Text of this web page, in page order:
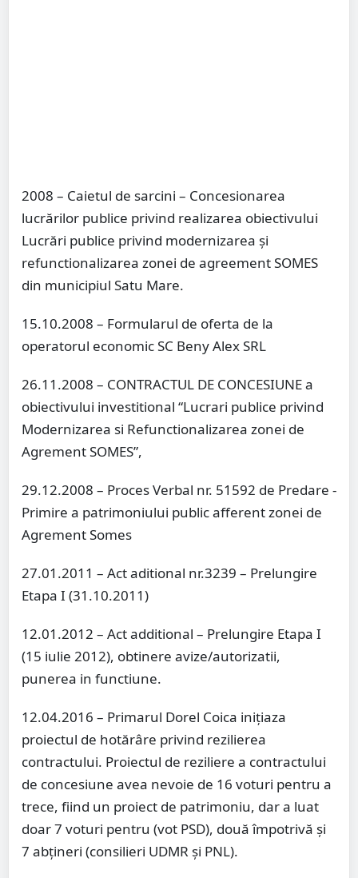
2008 – Caietul de sarcini – Concesionarea
lucrărilor publice privind realizarea obiectivului
Lucrări publice privind modernizarea și
refunctionalizarea zonei de agreement SOMES
din municipiul Satu Mare.
15.10.2008 – Formularul de oferta de la
operatorul economic SC Beny Alex SRL
26.11.2008 – CONTRACTUL DE CONCESIUNE a
obiectivului investitional “Lucrari publice privind
Modernizarea si Refunctionalizarea zonei de
Agrement SOMES”,
29.12.2008 – Proces Verbal nr. 51592 de Predare -
Primire a patrimoniului public afferent zonei de
Agrement Somes
27.01.2011 – Act aditional nr.3239 – Prelungire
Etapa I (31.10.2011)
12.01.2012 – Act additional – Prelungire Etapa I
(15 iulie 2012), obtinere avize/autorizatii,
punerea in functiune.
12.04.2016 – Primarul Dorel Coica inițiaza
proiectul de hotărâre privind rezilierea
contractului. Proiectul de reziliere a contractului
de concesiune avea nevoie de 16 voturi pentru a
trece, fiind un proiect de patrimoniu, dar a luat
doar 7 voturi pentru (vot PSD), două împotrivă și
7 abțineri (consilieri UDMR și PNL).